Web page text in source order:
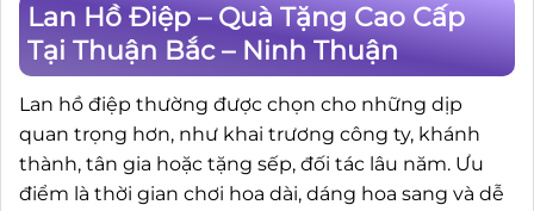
Lan Hồ Điệp – Quà Tặng Cao Cấp
Tại Thuận Bắc – Ninh Thuận
Lan hồ điệp thường được chọn cho những dịp
quan trọng hơn, như khai trương công ty, khánh
thành, tân gia hoặc tặng sếp, đối tác lâu năm. Ưu
điểm là thời gian chơi hoa dài, dáng hoa sang và dễ